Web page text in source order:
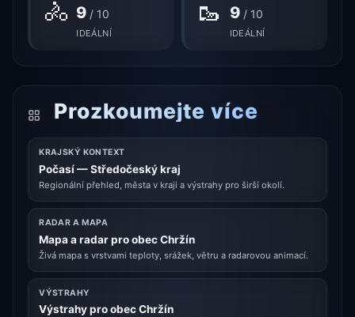
🚴 9 / 10
IDEÁLNÍ
🥾 9/ 10
IDEÁLNÍ
Prozkoumejte více
KRAJSKÝ KONTEXT
Počasí — Středočeský kraj
Regionální přehled, města v kraji a výstrahy pro širší okolí.
RADAR A MAPA
Mapa a radar pro obec Chržín
Živá mapa s vrstvami teploty, srážek, větru a radarovou animací.
VÝSTRAHY
Výstrahy pro obec Chržín